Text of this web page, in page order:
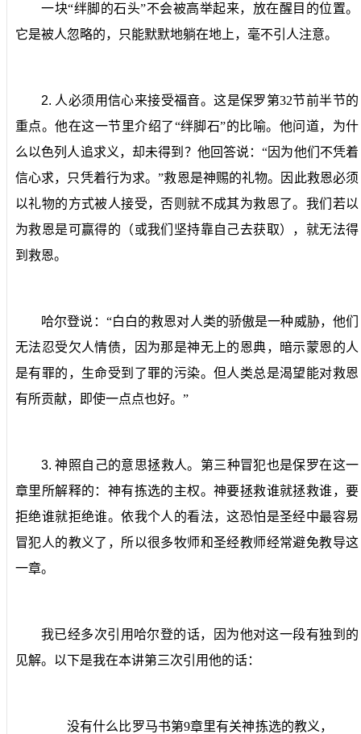
一块“绊脚的石头”不会被高举起来，放在醒目的位置。
它是被人忽略的，只能默默地躺在地上，毫不引人注意。
2. 人必须用信心来接受福音。这是保罗第32节前半节的
重点。他在这一节里介绍了“绊脚石”的比喻。他问道，为什
么以色列人追求义，却未得到？他回答说：“因为他们不凭着
信心求，只凭着行为求。”救恩是神赐的礼物。因此救恩必须
以礼物的方式被人接受，否则就不成其为救恩了。我们若以
为救恩是可赢得的（或我们坚持靠自己去获取），就无法得
到救恩。
哈尔登说：“白白的救恩对人类的骄傲是一种威胁，他们
无法忍受欠人情债，因为那是神无上的恩典，暗示蒙恩的人
是有罪的，生命受到了罪的污染。但人类总是渴望能对救恩
有所贡献，即使一点点也好。”
3.神照自己的意思拯救人。 第三种冒犯也是保罗在这一
章里所解释的：神有拣选的主权。神要拯救谁就拯救谁，要
拒绝谁就拒绝谁。依我个人的看法，这恐怕是圣经中最容易
冒犯人的教义了，所以很多牧师和圣经教师经常避免教导这
一章。
我已经多次引用哈尔登的话，因为他对这一段有独到的
见解。以下是我在本讲第三次引用他的话：
没有什么比罗马书第9章里有关神拣选的教义，